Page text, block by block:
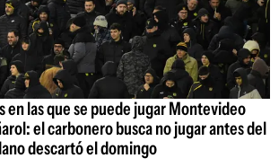
en las que se puede jugar Montevideo
el carbonero busca no jugar antes del
descartó el domingo